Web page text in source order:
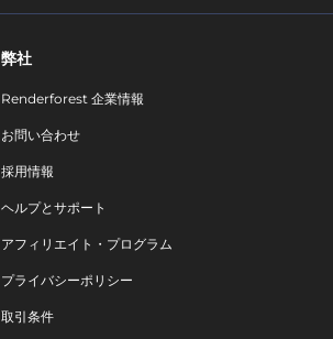
弊社
Renderforest 企業情報
お問い合わせ
採用情報
ヘルプとサポート
アフィリエイト・プログラム
プライバシーポリシー
取引条件